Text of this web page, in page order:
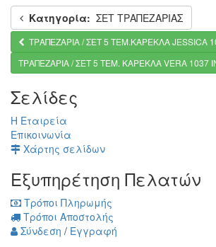
Κατηγορία: ΣΕΤ ΤΡΑΠΕΖΑΡΙΑΣ
ΤΡΑΠΕΖΑΡΙΑ / ΣΕΤ 5 ΤΕΜ.KAΡΕΚΛΑ JESSICA
ΤΡΑΠΕΖΑΡΙΑ / ΣΕΤ 5 ΤΕΜ. KAΡΕΚΛΑ VERA 1037
Σελίδες
Η Εταιρεία
Επικοινωνία
Χάρτης σελίδων
Εξυπηρέτηση Πελατών
Τρόποι Πληρωμής
Τρόποι Αποστολής
Σύνδεση / Εγγραφή